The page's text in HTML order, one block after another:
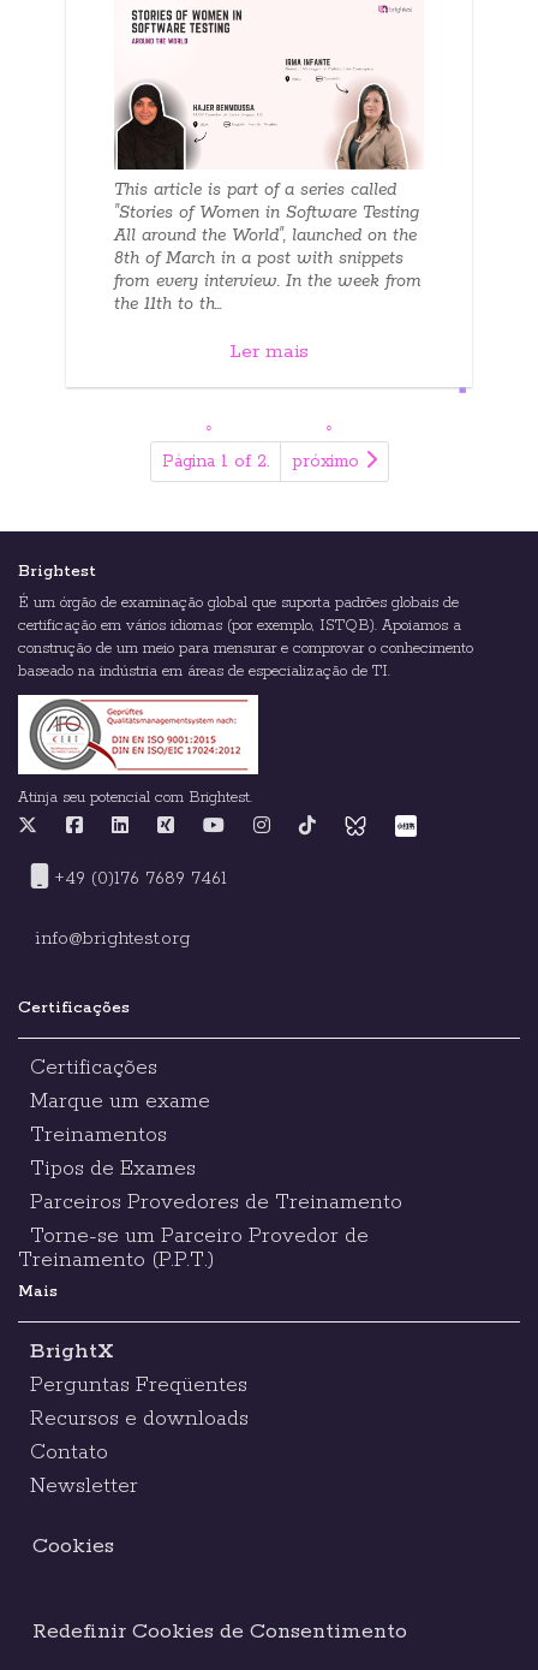
This article is part of a series called
"Stories of Women in Software Testing
All around the World", launched on the
8th of March in a post with snippets
from every interview. In the week from
the 11th to th...
Ler mais
Página 1 of 2. próximo
Brightest
É um órgão de examinação global que suporta padrões globais de
certificação em vários idiomas (por exemplo, ISTQB). Apoiamos a
construção de um meio para mensurar e comprovar o conhecimento
baseado na indústria em áreas de especialização de TI.
Atinja seu potencial com Brightest.
+49 (0)176 7689 7461
info@brightest.org
Certificações
Certificações
Marque um exame
Treinamentos
Tipos de Exames
Parceiros Provedores de Treinamento
Torne-se um Parceiro Provedor de
Treinamento (P.P.T.)
Mais
BrightX
Perguntas Freqüentes
Recursos e downloads
Contato
Newsletter
Cookies
Redefinir Cookies de Consentimento